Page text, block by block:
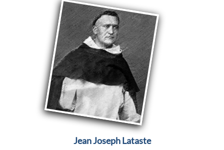
Jean Joseph Lataste